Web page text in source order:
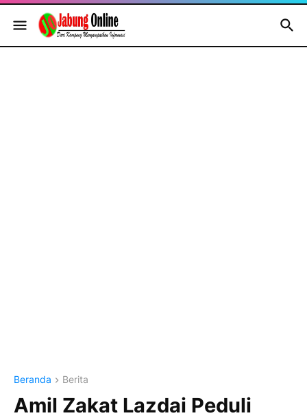
Beranda Berita
Amil Zakat Lazdai Peduli